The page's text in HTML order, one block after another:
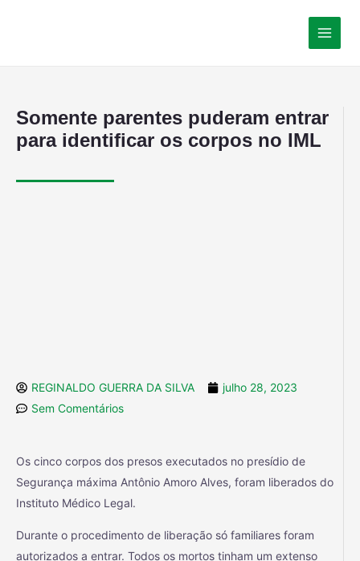
Somente parentes puderam entrar
para identificar os corpos no IML
REGINALDO GUERRA DA SILVA
julho 28, 2023
Sem Comentários
Os cinco corpos dos presos executados no presídio de
Segurança máxima Antônio Amoro Alves, foram liberados do
Instituto Médico Legal.
Durante o procedimento de liberação só familiares foram
autorizados a entrar. Todos os mortos tinham um extenso